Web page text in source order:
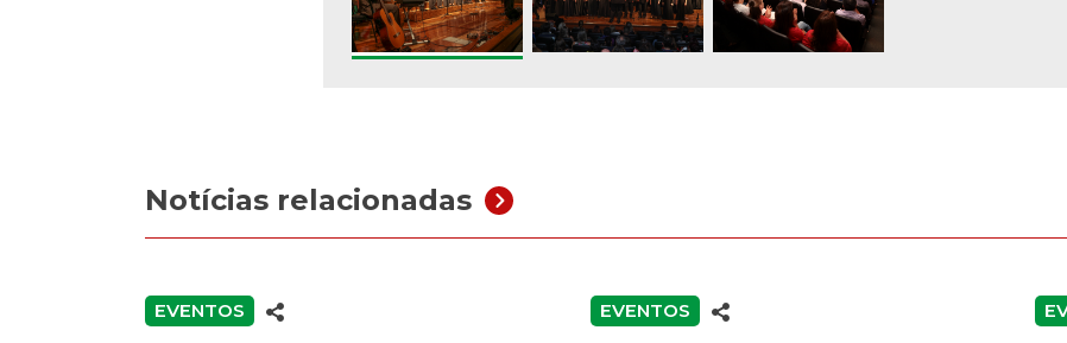
Notícias relacionadas
EVENTOS EVENTOS